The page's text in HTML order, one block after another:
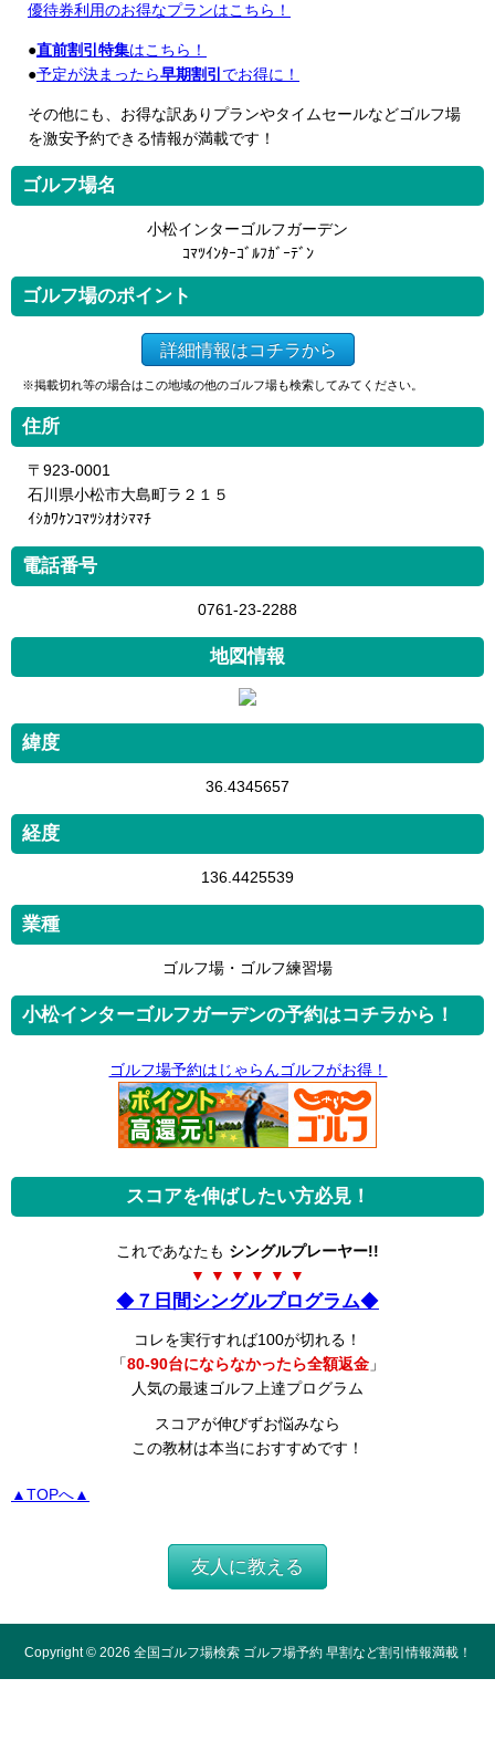
優待券利用のお得なプランはこちら！
●直前割引特集はこちら！
●予定が決まったら早期割引 でお得に！
その他にも、お得な訳ありプランやタイムセールなどゴルフ場
を激安予約できる情報が満載です！
ゴルフ場名
小松インターゴルフガーデン
ｺﾏﾂｲﾝﾀｰｺﾞﾙﾌｶﾞｰﾃﾞﾝ
ゴルフ場のポイント
詳細情報はコチラから
※掲載切れ等の場合はこの地域の他のゴルフ場も検索してみてください。
住所
〒923-0001
石川県小松市大島町ラ２１５
ｲｼｶﾜｹﾝｺﾏﾂｼｵｵｼﾏﾏﾁ
電話番号
0761-23-2288
地図情報
緯度
36.4345657
経度
136.4425539
業種
ゴルフ場・ゴルフ練習場
小松インターゴルフガーデンの予約はコチラから！
ゴルフ場予約はじゃらんゴルフがお得！
スコアを伸ばしたい方必見！
これであなたも シングルプレーヤー!!
▼ ▼ ▼ ▼ ▼ ▼
◆ ７日間シングルプログラム◆
コレを実行すれば100が切れる！
「80-90台にならなかったら全額返金」
人気の最速ゴルフ上達プログラム
スコアが伸びずお悩みなら
この教材は本当におすすめです！
▲TOPへ▲
友人に教える
Copyright © 2026 全国ゴルフ場検索 ゴルフ場予約 早割など割引情報満載！